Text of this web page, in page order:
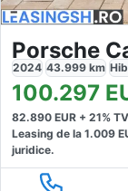
2024 43.999 km
100.297
82.890 EUR + 21%
Leasing de la 1.009
juridice.